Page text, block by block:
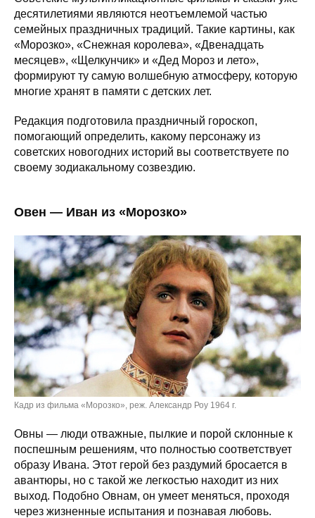
десятилетиями являются неотъемлемой частью
семейных праздничных традиций. Такие картины, как
«Морозко», «Снежная королева», «Двенадцать
месяцев», «Щелкунчик» и «Дед Мороз и лето»,
формируют ту самую волшебную атмосферу, которую
многие хранят в памяти с детских лет.
Редакция подготовила праздничный гороскоп,
помогающий определить, какому персонажу из
советских новогодних историй вы соответствуете по
своему зодиакальному созвездию.
Овен — Иван из «Морозко»
Кадр из фильма «Морозко», реж. Александр Роу 1964 г.
Овны — люди отважные, пылкие и порой склонные к
поспешным решениям, что полностью соответствует
образу Ивана. Этот герой без раздумий бросается в
авантюры, но с такой же легкостью находит из них
выход. Подобно Овнам, он умеет меняться, проходя
через жизненные испытания и познавая любовь.